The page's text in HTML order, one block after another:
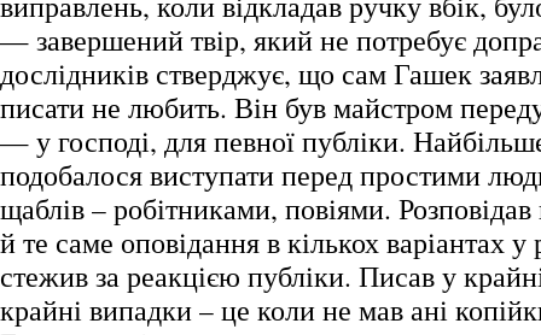
— завершений твір, який не потребує
дослідників стверджує, що сам Гашек
писати не любить. Він був майстром
— у господі, для певної публіки.
подобалося виступати перед простими
щаблів – робітниками, повіями. Розповідав
й те саме оповідання в кількох варіантах у
стежив за реакцією публіки. Писав у
крайні випадки – це коли не мав ані